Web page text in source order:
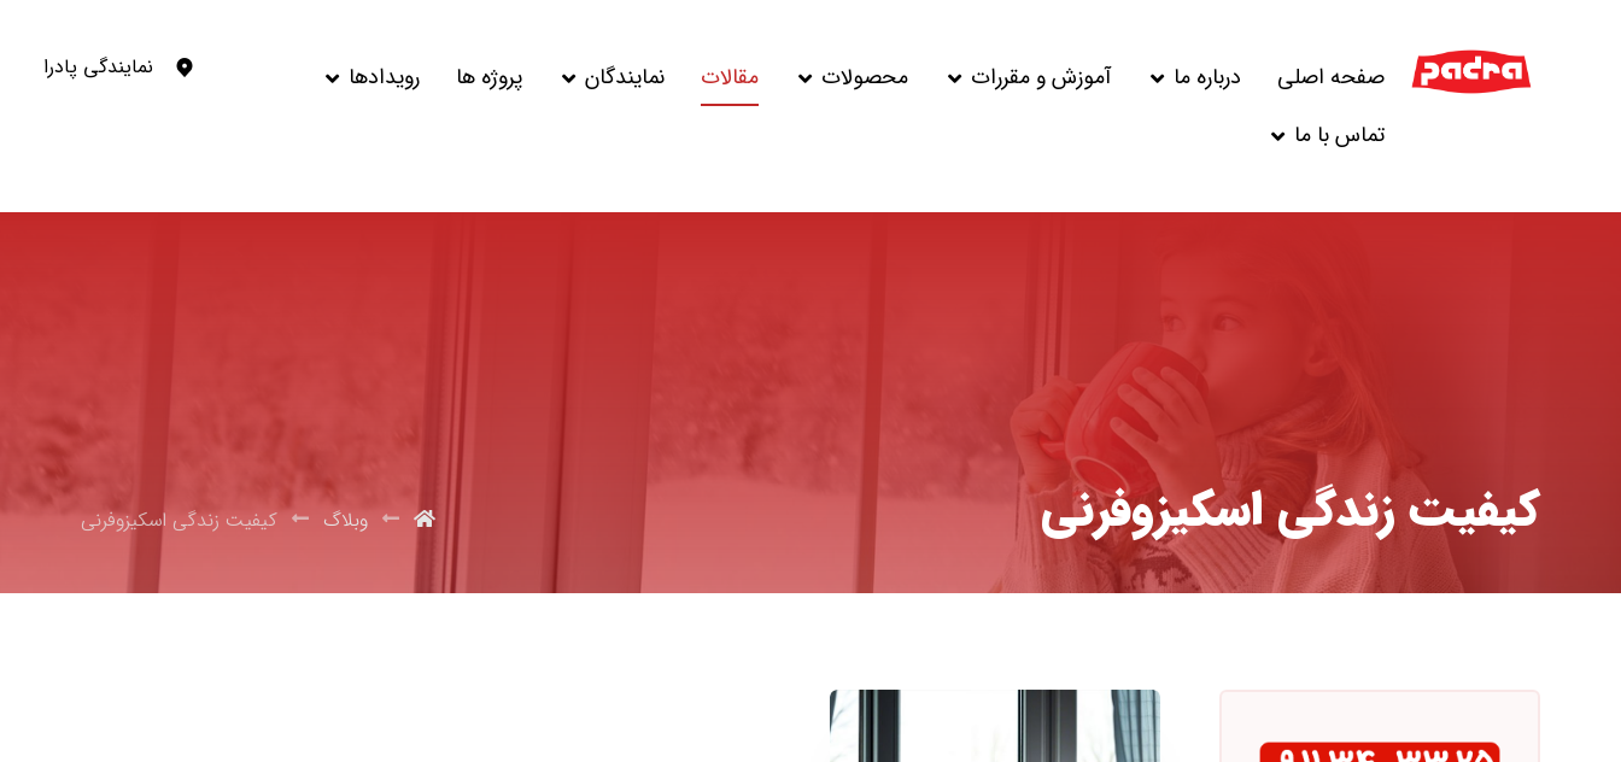
صفحه اصلی درباره ما آموزش و مقررات محصولات مقالات نمایندگان پروژه ها
رویدادها
تماس با ما
نمایندگی پادرا
کیفیت زندگی اسکیزوفرنی وبلاگ کیفیت زندگی اسکیزوفرنی